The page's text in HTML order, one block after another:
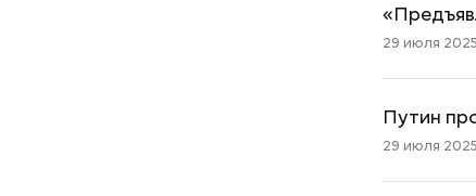
29 июля
Путин
29 июля